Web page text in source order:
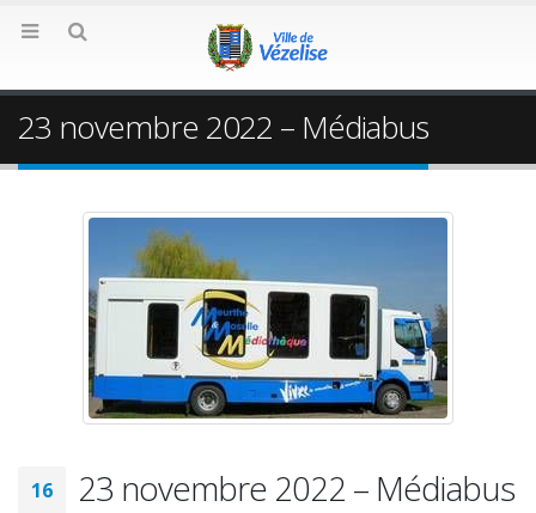
23 novembre 2022 – Médiabus
16 23 novembre 2022 – Médiabus